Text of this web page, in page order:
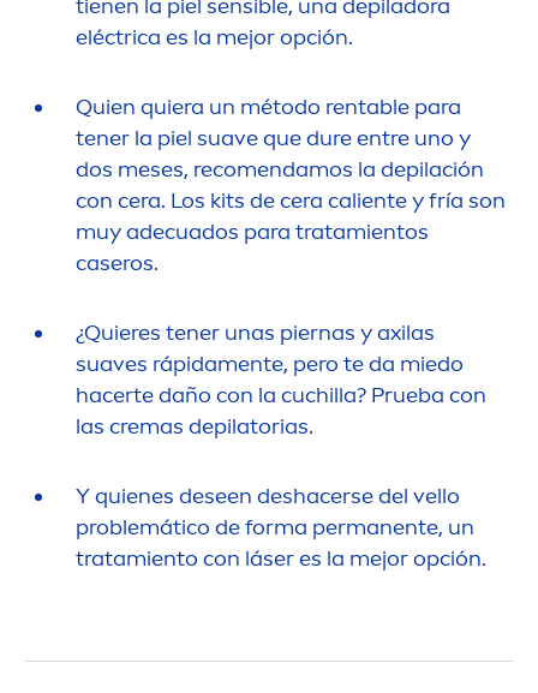
tienen la piel sensible, una depiladora
eléctrica es la mejor opción.
Quien quiera un método rentable para
tener la piel suave que dure entre uno y
dos meses, recomendamos la depilación
con cera. Los kits de cera caliente y fría son
muy adecuados para tratamientos
caseros.
¿Quieres tener unas piernas y axilas
suaves rápidamente, pero te da miedo
hacerte daño con la cuchilla? Prueba con
las cremas depilatorias.
Y quienes deseen deshacerse del vello
problemático de forma permanente, un
tratamiento con láser es la mejor opción.